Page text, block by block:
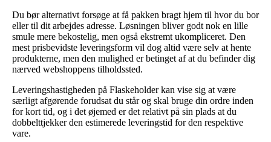
Du bør alternativt forsøge at få pakken bragt hjem til hvor du bor
eller til dit arbejdes adresse. Løsningen bliver godt nok en lille
smule mere bekostelig, men også ekstremt ukompliceret. Den
mest prisbevidste leveringsform vil dog altid være selv at hente
produkterne, men den mulighed er betinget af at du befinder dig
nærved webshoppens tilholdssted.
Leveringshastigheden på Flaskeholder kan vise sig at være
særligt afgørende forudsat du står og skal bruge din ordre inden
for kort tid, og i det øjemed er det relativt på sin plads at du
dobbelttjekker den estimerede leveringstid for den respektive
vare.